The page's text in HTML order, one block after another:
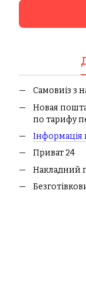
Самовиіз з
Новая
по тарифу
Інформація
Приват 24
Накладний